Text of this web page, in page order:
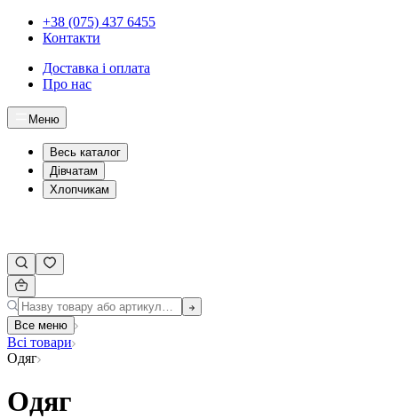
+38 (075) 437 6455
Контакти
Доставка і оплата
Про нас
Меню
Весь каталог
Дівчатам
Хлопчикам
Все меню
Всі товари
Одяг
Одяг